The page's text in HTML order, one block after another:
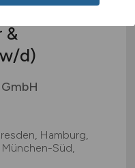
für
&
d)
Hamburg,
Süd,